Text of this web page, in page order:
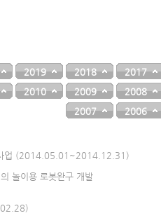
2019 2018
2017
2010 2009
2008
2007
2006
사업 (2014.05.01~2014.12.31)
놀이용 로봇완구 개발